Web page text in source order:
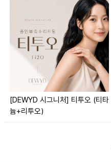
[DEWYD 시그니처] 티투오 (티타
늄+리투오)